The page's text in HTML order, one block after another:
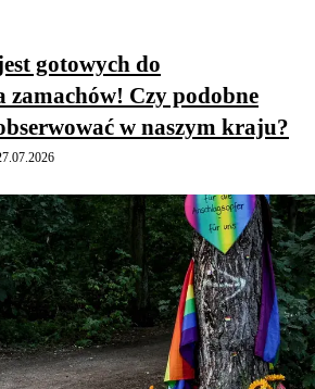
gotowych do
zamachów! Czy podobne
w naszym kraju?